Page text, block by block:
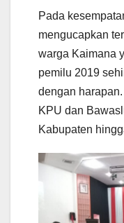
Pada
mengucapkan
warga Kaimana
pemilu 2019
dengan
KPU dan
Kabupaten